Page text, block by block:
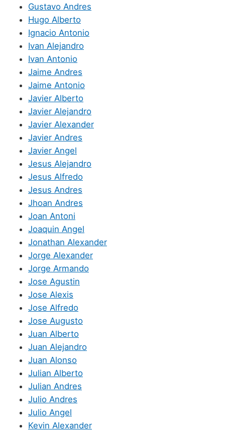
Gustavo Andres
Hugo Alberto
Ignacio Antonio
Ivan Alejandro
Ivan Antonio
Jaime Andres
Jaime Antonio
Javier Alberto
Javier Alejandro
Javier Alexander
Javier Andres
Javier Angel
Jesus Alejandro
Jesus Alfredo
Jesus Andres
Jhoan Andres
Joan Antoni
Joaquin Angel
Jonathan Alexander
Jorge Alexander
Jorge Armando
Jose Agustin
Jose Alexis
Jose Alfredo
Jose Augusto
Juan Alberto
Juan Alejandro
Juan Alonso
Julian Alberto
Julian Andres
Julio Andres
Julio Angel
Kevin Alexander